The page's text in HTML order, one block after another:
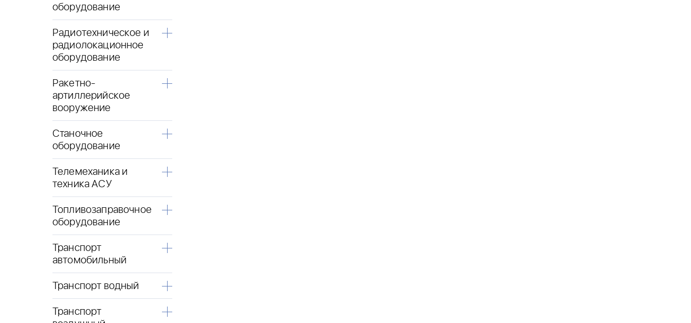
оборудование
Радиотехническое и
радиолокационное
оборудование
Ракетно-
артиллерийское
вооружение
Станочное
оборудование
Телемеханика и
техника АСУ
Топливозаправочное
оборудование
Транспорт
автомобильный
Транспорт водный
Транспорт